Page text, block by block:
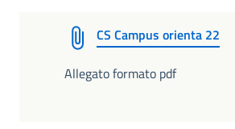
CS Campus orienta 22
Allegato formato pdf